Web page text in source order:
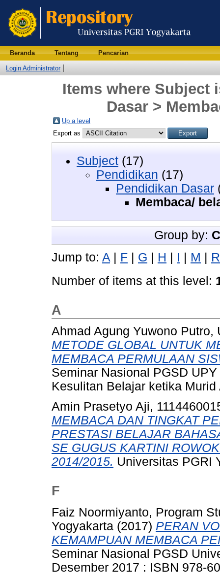
Beranda Tentang Pencarian
Login Administrator
Items where Subject
Dasar >
Up a level
Export as
Subject (17)
Pendidikan (17)
Pendidikan Dasar
Membaca/
Group by:
Jump to: A | F | G | H | I | M | R
Number of items at this level:
A
Ahmad Agung Yuwono
METODE GLOBAL UNTUK
MEMBACA PERMULAAN
Seminar Nasional PGSD
Kesulitan Belajar ketika
Amin Prasetyo Aji,
MEMBACA DAN TINGKAT
PRESTASI BELAJAR
SE GUGUS KARTINI
2014/2015. Universitas PGRI
F
Faiz Noormiyanto, Program
Yogyakarta (2017) PERAN
KEMAMPUAN MEMBACA
Seminar Nasional PGSD
Desember 2017 : ISBN 978-